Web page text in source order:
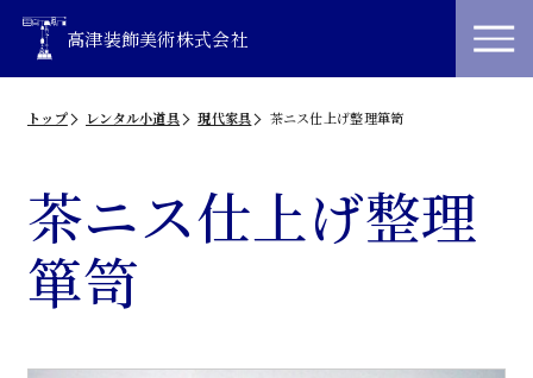
高津装飾美術株式会社
トップ レンタル小道具 現代家具 茶ニス仕上げ整理箪笥
茶ニス仕上げ整理
箪笥